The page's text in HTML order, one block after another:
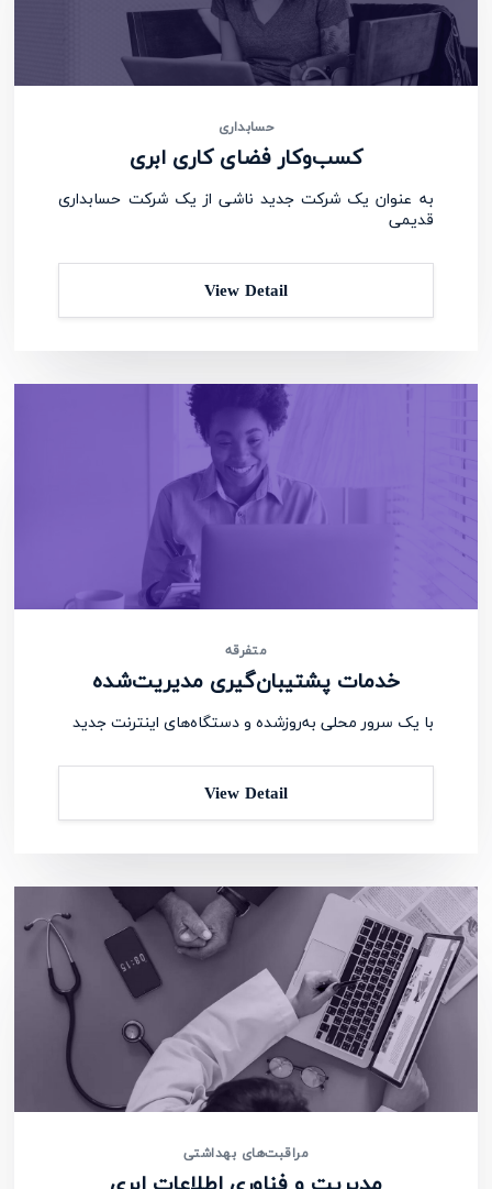
حسابداری
کسب‌وکار فضای کاری ابری
به عنوان یک شرکت جدید ناشی از یک شرکت حسابداری
قدیمی
View Detail
متفرقه
خدمات پشتیبان‌گیری مدیریت‌شده
با یک سرور محلی به‌روزشده و دستگاه‌های اینترنت جدید
View Detail
مراقبت‌های بهداشتی